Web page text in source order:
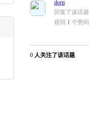
dorp
回复了该话题
获得 1 个赞同
0 人关注了该话题